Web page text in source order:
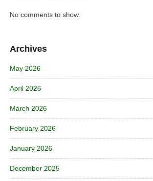
No comments to show.
Archives
May 2026
April 2026
March 2026
February 2026
January 2026
December 2025